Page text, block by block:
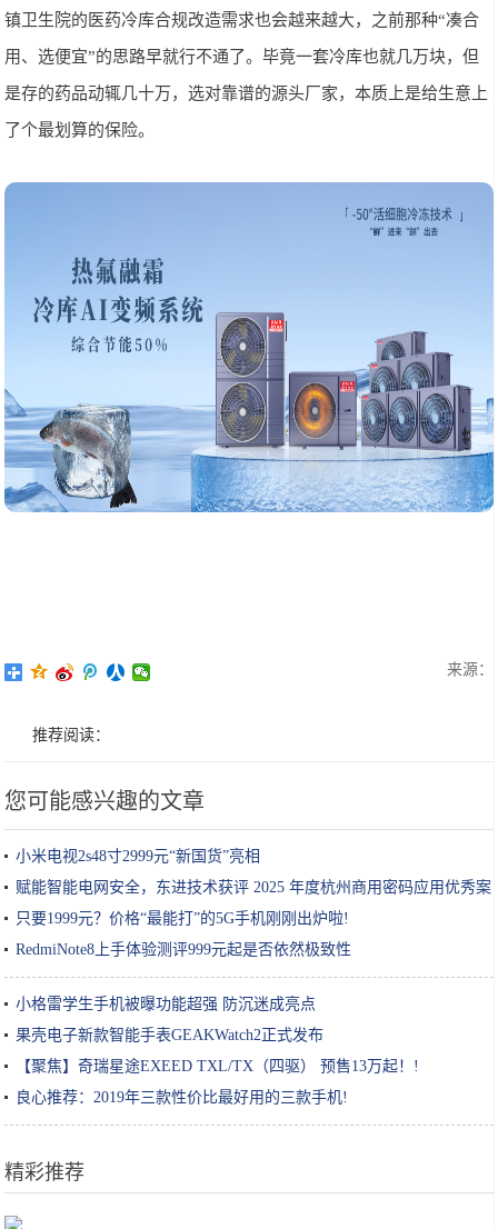
镇卫生院的医药冷库合规改造需求也会越来越大，之前那种“凑合
用、选便宜”的思路早就行不通了。毕竟一套冷库也就几万块，但
是存的药品动辄几十万，选对靠谱的源头厂家，本质上是给生意上
了个最划算的保险。
来源：
推荐阅读：
您可能感兴趣的文章
小米电视2s48寸2999元“新国货”亮相
赋能智能电网安全，东进技术获评 2025 年度杭州商用密码应用优秀案
例
只要1999元？价格“最能打”的5G手机刚刚出炉啦!
RedmiNote8上手体验测评999元起是否依然极致性
小格雷学生手机被曝功能超强 防沉迷成亮点
果壳电子新款智能手表GEAKWatch2正式发布
【聚焦】奇瑞星途EXEED TXL/TX（四驱） 预售13万起！!
良心推荐：2019年三款性价比最好用的三款手机!
精彩推荐